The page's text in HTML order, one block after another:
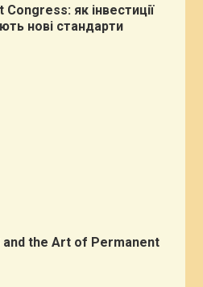
як інвестиції
нові стандарти
and the Art of Permanent